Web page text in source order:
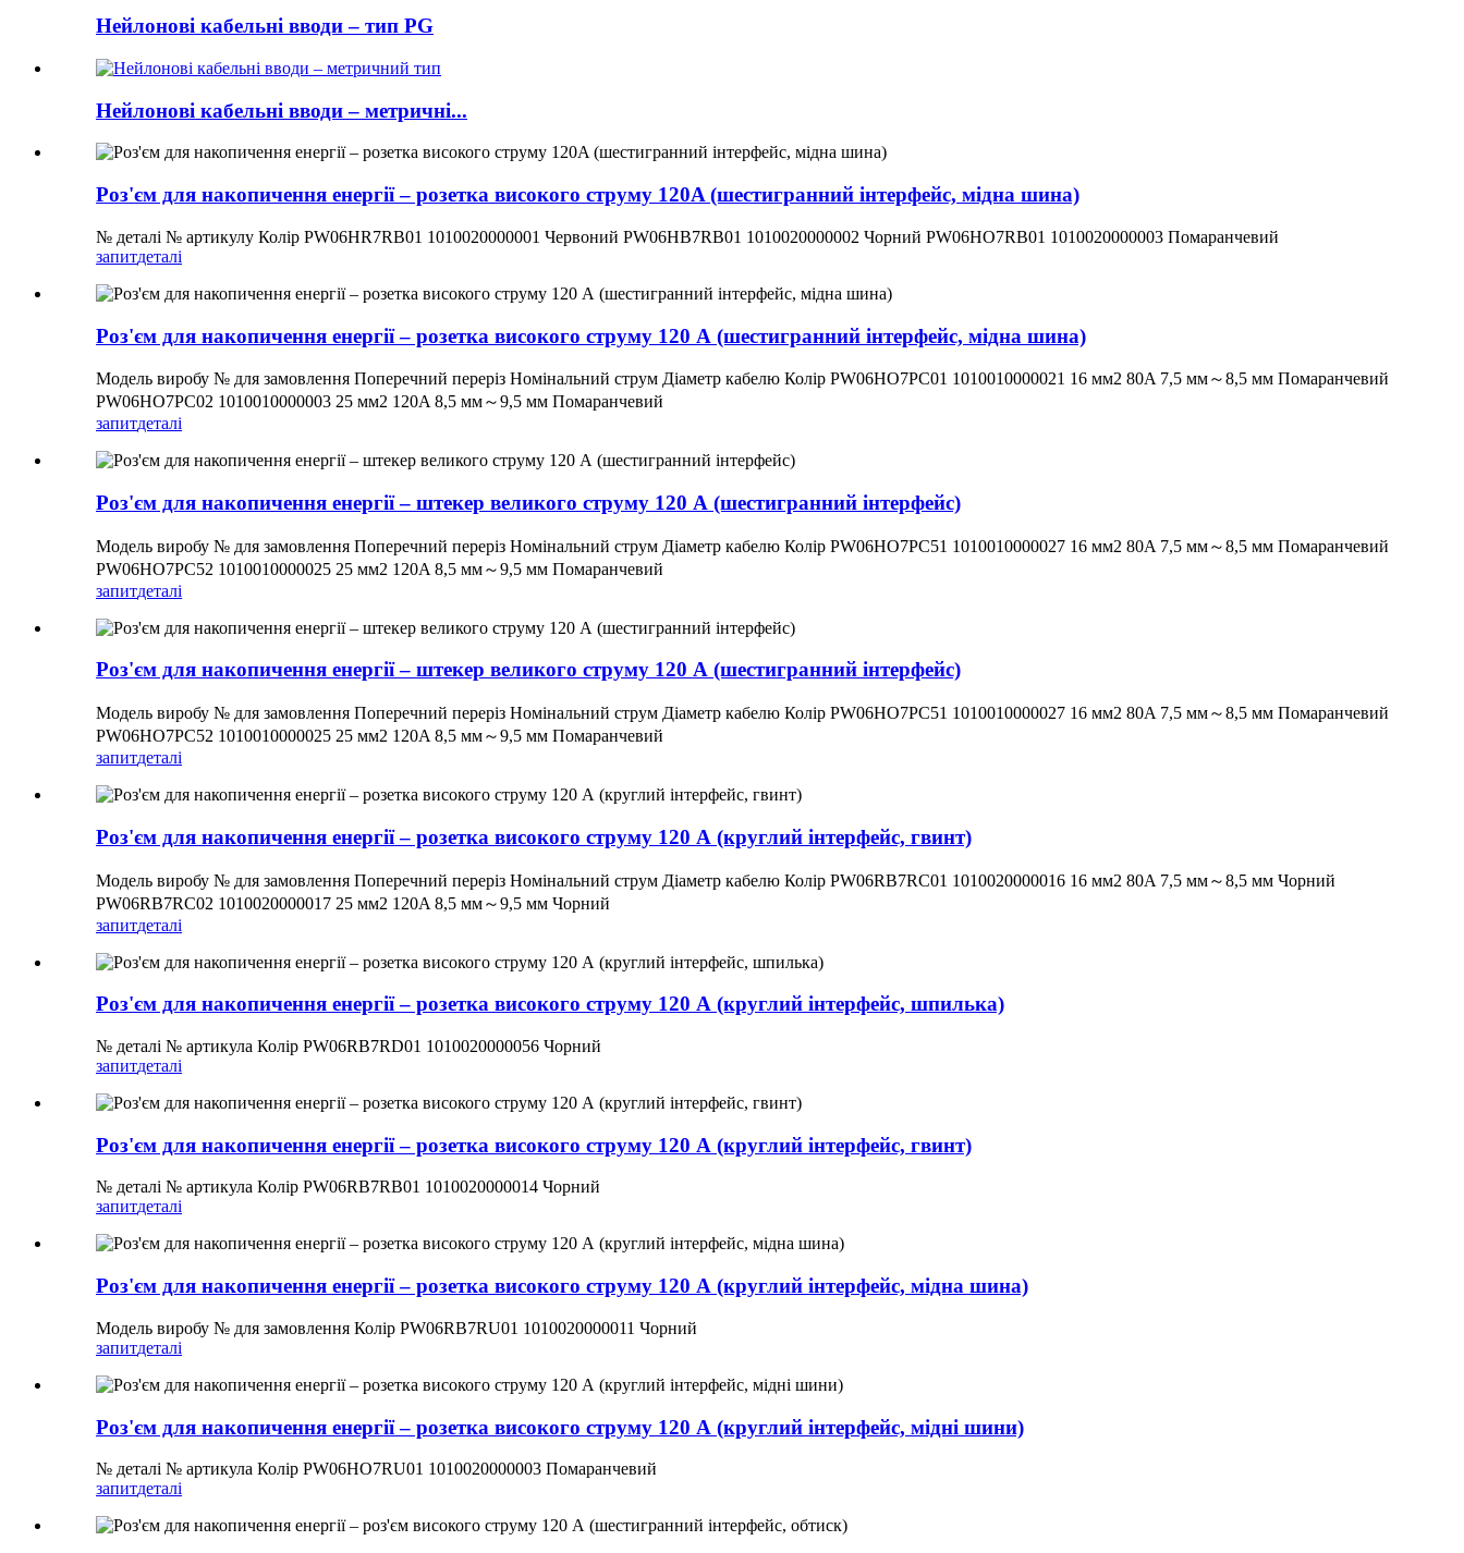
Нейлонові кабельні вводи – тип PG
Нейлонові кабельні вводи – метричні...
Роз'єм для накопичення енергії – розетка високого струму 120A (шестигранний інтерфейс, мідна шина)
№ деталі № артикулу Колір PW06HR7RB01 1010020000001 Червоний PW06HB7RB01 1010020000002 Чорний PW06HO7RB01 1010020000003 Помаранчевий
запитдеталі
Роз'єм для накопичення енергії – розетка високого струму 120 А (шестигранний інтерфейс, мідна шина)
Модель виробу № для замовлення Поперечний переріз Номінальний струм Діаметр кабелю Колір PW06HO7PC01 1010010000021 16 мм2 80A 7,5 мм～8,5 мм Помаранчевий
PW06HO7PC02 1010010000003 25 мм2 120A 8,5 мм～9,5 мм Помаранчевий
запитдеталі
Роз'єм для накопичення енергії – штекер великого струму 120 А (шестигранний інтерфейс)
Модель виробу № для замовлення Поперечний переріз Номінальний струм Діаметр кабелю Колір PW06HO7PC51 1010010000027 16 мм2 80A 7,5 мм～8,5 мм Помаранчевий
PW06HO7PC52 1010010000025 25 мм2 120A 8,5 мм～9,5 мм Помаранчевий
запитдеталі
Роз'єм для накопичення енергії – штекер великого струму 120 А (шестигранний інтерфейс)
Модель виробу № для замовлення Поперечний переріз Номінальний струм Діаметр кабелю Колір PW06HO7PC51 1010010000027 16 мм2 80A 7,5 мм～8,5 мм Помаранчевий
PW06HO7PC52 1010010000025 25 мм2 120A 8,5 мм～9,5 мм Помаранчевий
запитдеталі
Роз'єм для накопичення енергії – розетка високого струму 120 А (круглий інтерфейс, гвинт)
Модель виробу № для замовлення Поперечний переріз Номінальний струм Діаметр кабелю Колір PW06RB7RC01 1010020000016 16 мм2 80A 7,5 мм～8,5 мм Чорний
PW06RB7RC02 1010020000017 25 мм2 120A 8,5 мм～9,5 мм Чорний
запитдеталі
Роз'єм для накопичення енергії – розетка високого струму 120 А (круглий інтерфейс, шпилька)
№ деталі № артикула Колір PW06RB7RD01 1010020000056 Чорний
запитдеталі
Роз'єм для накопичення енергії – розетка високого струму 120 А (круглий інтерфейс, гвинт)
№ деталі № артикула Колір PW06RB7RB01 1010020000014 Чорний
запитдеталі
Роз'єм для накопичення енергії – розетка високого струму 120 А (круглий інтерфейс, мідна шина)
Модель виробу № для замовлення Колір PW06RB7RU01 1010020000011 Чорний
запитдеталі
Роз'єм для накопичення енергії – розетка високого струму 120 А (круглий інтерфейс, мідні шини)
№ деталі № артикула Колір PW06HO7RU01 1010020000003 Помаранчевий
запитдеталі